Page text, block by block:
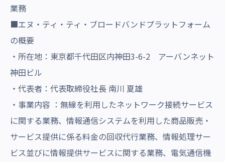
業務
■エヌ・ティ・ティ・ブロードバンドプラットフォーム
の概要
・所在地：東京都千代田区内神田3-6-2 アーバンネット
神田ビル
・代表者：代表取締役社長 南川 夏雄
・事業内容 ：無線を利用したネットワーク接続サービス
に関する業務、情報通信システムを利用した商品販売・
サービス提供に係る料金の回収代行業務、情報処理サー
ビス並びに情報提供サービスに関する業務、電気通信機